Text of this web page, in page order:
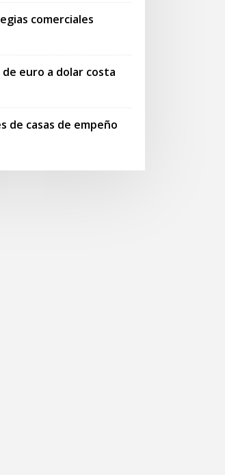
comerciales
euro a dolar costa
de casas de empeño